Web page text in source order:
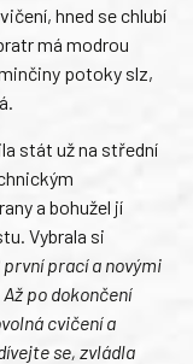
hned se chlubí
má modrou
potoky slz,
stát už na střední
a bohužel jí
Vybrala si
první prací a novými
po dokončení
cvičení a
se, zvládla